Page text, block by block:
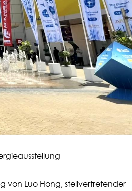
Luo Hong, stellvertretender